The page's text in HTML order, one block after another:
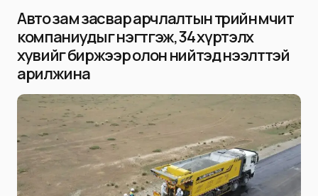
Авто зам засвар арчлалтын төрийн өмчит
компаниудыг нэгтгэж, 34 хүртэлх
хувийг биржээр олон нийтэд нээлттэй
арилжина